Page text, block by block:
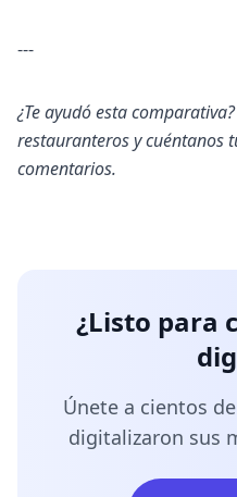
---
¿Te ayudó esta
restauranteros y cuéntanos
comentarios.
¿Listo para
Únete a cientos
digitalizaron sus